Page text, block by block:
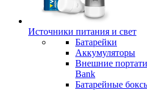
Источники питания и свет
Батарейки
Аккумуляторы
Внешние
Bank
Батарейные